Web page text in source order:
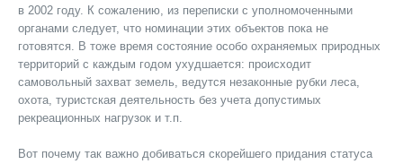
в 2002 году. К сожалению, из переписки с уполномоченными
органами следует, что номинации этих объектов пока не
готовятся. В тоже время состояние особо охраняемых природных
территорий с каждым годом ухудшается: происходит
самовольный захват земель, ведутся незаконные рубки леса,
охота, туристская деятельность без учета допустимых
рекреационных нагрузок и т.п.
Вот почему так важно добиваться скорейшего придания статуса